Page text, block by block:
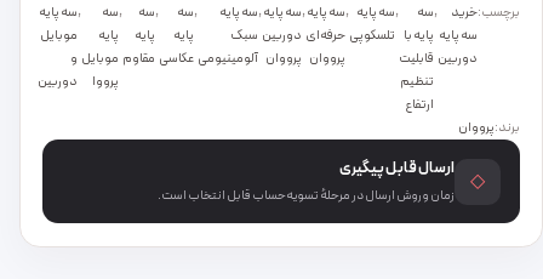
برچسب:خرید
سه پایه
دوربین
,سه
پایه با
قابلیت
تنظیم
ارتفاع
,سه پایه
تلسکوپی
,سه پایه
حرفه‌ای
پرووان
,سه پایه
دوربین
پرووان
,سه پایه
سبک
آلومینیومی
,سه
پایه
عکاسی
,سه
پایه
مقاوم
,سه
پایه
موبایل
پرووا
,سه پایه
موبایل
و
دوربین
برند:پرووان
◇ ارسال قابل پیگیری
زمان و روش ارسال در مرحلهٔ تسویه‌حساب قابل انتخاب است.